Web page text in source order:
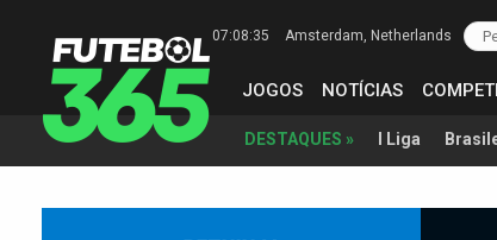
07:08:36 Amsterdam, Netherlands
JOGOS NOTÍCIAS
DESTAQUES » I Liga